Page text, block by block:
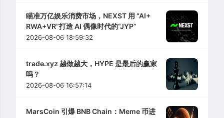
瞄准万亿娱乐消费市场，NEXST 用 “AI+
RWA+VR”打造 AI 偶像时代的“JYP”
2026-08-06 18:59:32
trade.xyz 越做越大，HYPE 是最后的赢家
吗？
2026-08-06 16:57:14
MarsCoin 引爆 BNB Chain：Meme 币进